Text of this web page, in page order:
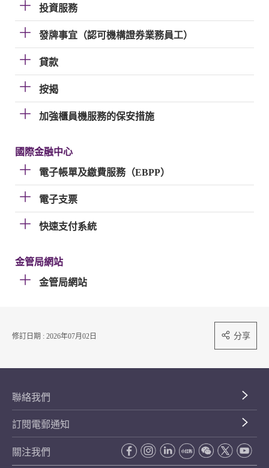
投資服務
發牌事宜（認可機構證券業務員工）
貸款
按揭
加強櫃員機服務的保安措施
國際金融中心
電子帳單及繳費服務（EBPP）
電子支票
快速支付系統
金管局網站
金管局網站
修訂日期 : 2026年07月02日 分享
聯絡我們
訂閱電郵通知
關注我們